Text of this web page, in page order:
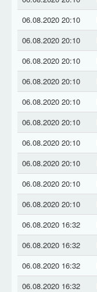
06.08.2020 20:10
06.08.2020 20:10
06.08.2020 20:10
06.08.2020 20:10
06.08.2020 20:10
06.08.2020 20:10
06.08.2020 20:10
06.08.2020 20:10
06.08.2020 20:10
06.08.2020 20:10
06.08.2020 16:32
06.08.2020 16:32
06.08.2020 16:32
06.08.2020 16:32